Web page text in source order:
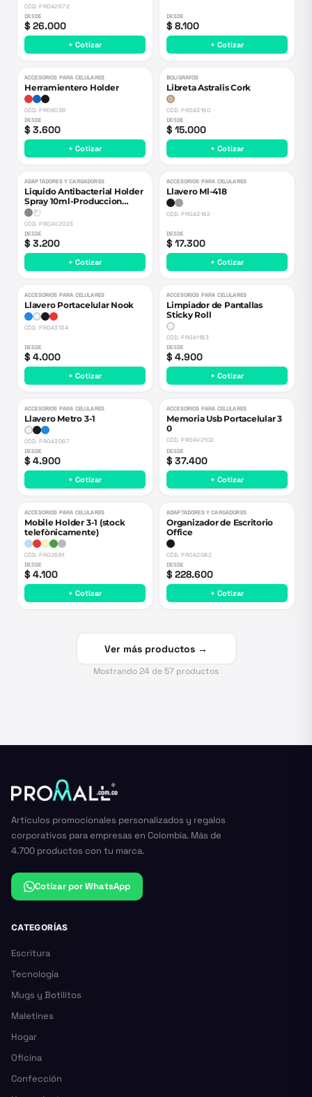
CÓD.PROA2672
DESDE
$ 26.000
+ Cotizar
DESDE
$ 8.100
+ Cotizar
ACCESORIOS PARA CELULARES
Herramientero Holder
CÓD.PRO8038
DESDE
$ 3.600
+ Cotizar
BOLIGRAFOS
Libreta Astralis Cork
CÓD.PROA3190
DESDE
$ 15.000
+ Cotizar
ADAPTADORES Y CARGADORES
Liquido Antibacterial Holder
Spray 10ml-Produccion
Nacional
CÓD.PROAV2023
DESDE
$ 3.200
+ Cotizar
ACCESORIOS PARA CELULARES
Llavero Ml-418
CÓD.PROA3142
DESDE
$ 17.300
+ Cotizar
ACCESORIOS PARA CELULARES
Llavero Portacelular Nook
CÓD.PROA3134
DESDE
$ 4.000
+ Cotizar
ACCESORIOS PARA CELULARES
Limpiador de Pantallas
Sticky Roll
CÓD.PROA1183
DESDE
$ 4.900
+ Cotizar
ACCESORIOS PARA CELULARES
Llavero Metro 3-1
CÓD.PROA3097
DESDE
$ 4.900
+ Cotizar
ACCESORIOS PARA CELULARES
Memoria Usb Portacelular 3
0
CÓD.PROAV2102
DESDE
$ 37.400
+ Cotizar
ACCESORIOS PARA CELULARES
Mobile Holder 3-1 (stock
telefònicamente)
CÓD.PRO2681
DESDE
$ 4.100
+ Cotizar
ADAPTADORES Y CARGADORES
Organizador de Escritorio
Office
CÓD.PROA2082
DESDE
$ 228.600
+ Cotizar
Ver más productos →
Mostrando24 de57 productos
Artículos promocionales personalizados y regalos
corporativos para empresas en Colombia. Más de
4.700 productos con tu marca.
Cotizar por WhatsApp
CATEGORÍAS
Escritura
Tecnología
Mugs y Botilitos
Maletines
Hogar
Oficina
Confección